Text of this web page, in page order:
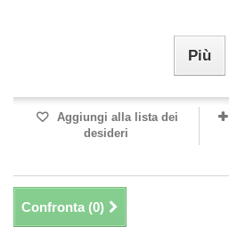
Più
Aggiungi alla lista dei
desideri
Confronta (0)